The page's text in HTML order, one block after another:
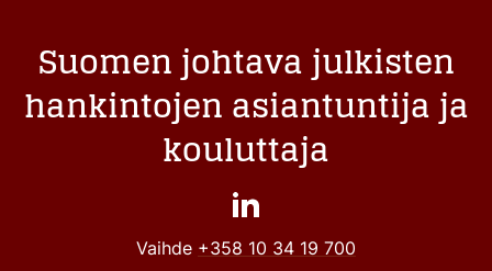
Suomen johtava julkisten
hankintojen asiantuntija ja
kouluttaja
Vaihde +358 10 34 19 700